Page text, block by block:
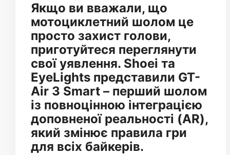
Якщо ви вважали, що
мотоциклетний шолом це
просто захист голови,
приготуйтеся переглянути
свої уявлення. Shoei та
EyeLights представили GT-
Air 3 Smart – перший шолом
із повноцінною інтеграцією
доповненої реальності (AR),
який змінює правила гри
для всіх байкерів.